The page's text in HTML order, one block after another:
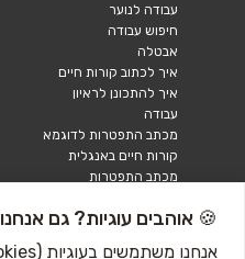
עבודה לנוער
חיפוש עבודה
אבטלה
איך לכתוב קורות חיים
איך להתכונן לראיון
עבודה
מכתב התפטרות לדוגמא
קורות חיים באנגלית
מכתב התפטרות
🍪 אוהבים עוגיות? גם אנחנו